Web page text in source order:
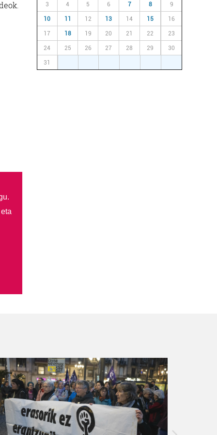
3 4 5 6 7 8 9
10 11 12 13 14 15 16
17 18 19 20 21 22 23
24 25 26 27 28 29 30
31